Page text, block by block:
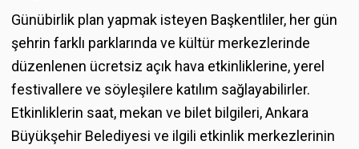
Günübirlik plan yapmak isteyen Başkentliler, her gün
şehrin farklı parklarında ve kültür merkezlerinde
düzenlenen ücretsiz açık hava etkinliklerine, yerel
festivallere ve söyleşilere katılım sağlayabilirler.
Etkinliklerin saat, mekan ve bilet bilgileri, Ankara
Büyükşehir Belediyesi ve ilgili etkinlik merkezlerinin